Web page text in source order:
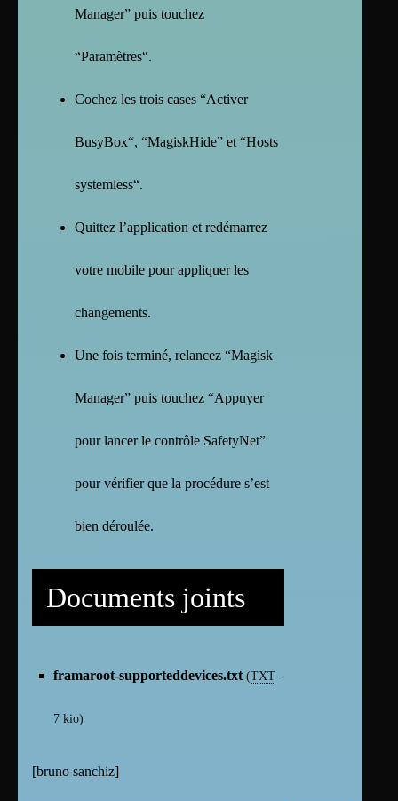
Manager” puis touchez
“Paramètres“.
Cochez les trois cases “Activer
BusyBox“, “MagiskHide” et “Hosts
systemless“.
Quittez l’application et redémarrez
votre mobile pour appliquer les
changements.
Une fois terminé, relancez “Magisk
Manager” puis touchez “Appuyer
pour lancer le contrôle SafetyNet”
pour vérifier que la procédure s’est
bien déroulée.
Documents joints
framaroot-supporteddevices.txt (TXT -
7 kio)
[bruno sanchiz]